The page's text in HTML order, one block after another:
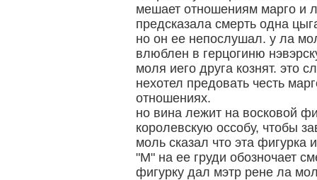
мешает отношениям марго и
предсказала смерть одна
но он ее непослушал. у ла
влюблен в герцогиню
моля иего друга кознят. это
нехотел предовать честь
отношениях.
но вина лежит на восковой
королевскую оссобу, чтобы
моль сказал что эта фигурка
"М" на ее груди обозночает
фигурку дал мэтр рене ла